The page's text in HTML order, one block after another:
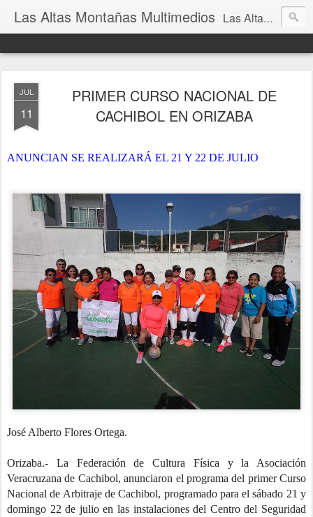
Las Altas Montañas Multimedios Las Altas Montañas Multimedios
JUL
11
PRIMER CURSO NACIONAL DE
CACHIBOL EN ORIZABA
ANUNCIAN SE REALIZARÁ EL 21 Y 22 DE JULIO
José Alberto Flores Ortega.
Orizaba.- La Federación de Cultura Física y la Asociación
Veracruzana de Cachibol, anunciaron el programa del primer Curso
Nacional de Arbitraje de Cachibol, programado para el sábado 21 y
domingo 22 de julio en las instalaciones del Centro del Seguridad